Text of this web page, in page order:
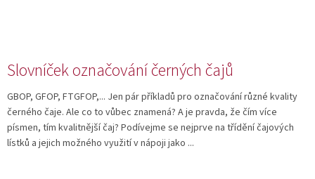
Slovníček označování černých čajů
GBOP, GFOP, FTGFOP,... Jen pár příkladů pro označování různé kvality
černého čaje. Ale co to vůbec znamená? A je pravda, že čím více
písmen, tím kvalitnější čaj? Podívejme se nejprve na třídění čajových
lístků a jejich možného využití v nápoji jako ...